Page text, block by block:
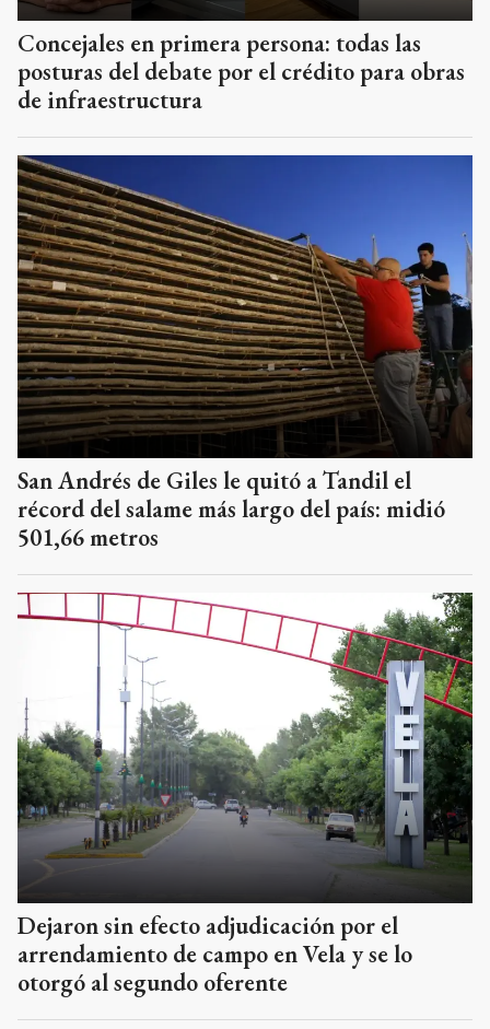
Concejales en primera persona: todas las
posturas del debate por el crédito para obras
de infraestructura
San Andrés de Giles le quitó a Tandil el
récord del salame más largo del país: midió
501,66 metros
Dejaron sin efecto adjudicación por el
arrendamiento de campo en Vela y se lo
otorgó al segundo oferente